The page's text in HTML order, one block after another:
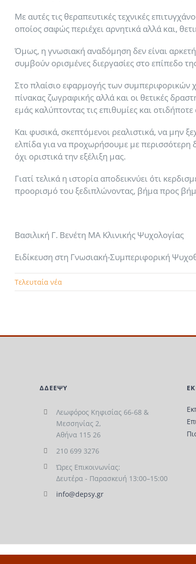
Με αυτές τις θεραπευτικές τεχνικές
οποίος σαφώς περιέχει αρνητικά αλλά και,
Όμως, η γνωσιακή αναδόμηση δεν είναι
συμβούν ορισμένες διεργασίες στο επίπεδο
Στο πλαίσιο εφαρμογής των συμπεριφορικών
πίνακας ζωγραφικής αλλά και οι θετικές
εμάς καλύπτοντας τις επιθυμίες και
Και φυσικά, σκεπτόμενοι ρεαλιστικά, να μην
ελπίδα για να προχωρήσουμε με
όχι οριστικά την εξέλιξη μας.
Γιατί τελικά η ιστορία αποδεικνύει ότι
προορισμό του ξεδιπλώνοντας, βήμα προς
Βασιλική Γ. Βενέτη ΜΑ Κλινικής Ψυχολογίας
Ειδίκευση στη Γνωσιακή-Συμπεριφορική
Τελευταία νέα
ΔΔΕΕΨΥ
Λεωφόρος Κηφισίας 66-68 &
Μεσσηνίας 2,
Αθήνα 115 26
210 699 3276
Ώρες Επικοινωνίας:
Δευτέρα - Παρασκευή 13:00–15:00
info@depsy.gr